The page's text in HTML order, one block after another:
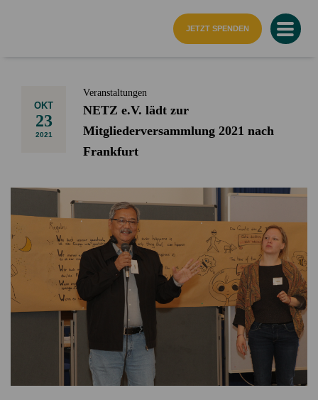
JETZT SPENDEN
OKT
23
2021
Veranstaltungen
NETZ e.V. lädt zur
Mitgliederversammlung 2021 nach
Frankfurt